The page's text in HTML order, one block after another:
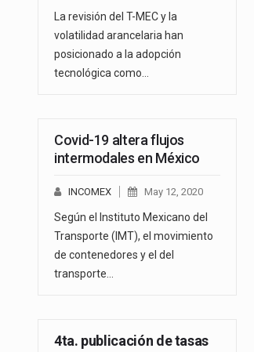
La revisión del T-MEC y la
volatilidad arancelaria han
posicionado a la adopción
tecnológica como…
Covid-19 altera flujos
intermodales en México
INCOMEX May 12, 2020
Según el Instituto Mexicano del
Transporte (IMT), el movimiento
de contenedores y el del
transporte…
4ta. publicación de tasas